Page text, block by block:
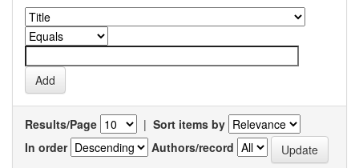
Results/Page | Sort items by
In order
Authors/record